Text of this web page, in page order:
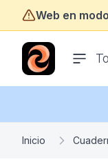
Web en
Inicio